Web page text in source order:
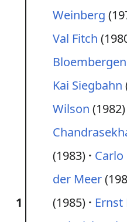
1
Weinberg
Val Fitch
Bloembergen
Kai Siegbahn
Wilson (1982)
(1983)
Carlo
der Meer
(1985)
Ernst